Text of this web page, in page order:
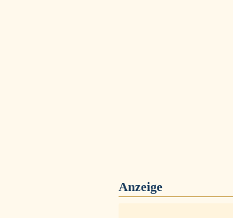
Anzeige